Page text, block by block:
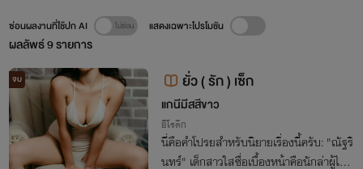
ผลลัพธ์9รายการ
ซ่อนผลงานที่ใช้ปก AI แสดงเฉพาะโปรโมชัน
จบ ยั่ว ( รัก ) เซ็ก
แกนีมีสสีขาว
อีโรติก
นี่คือคำโปรยสำหรับนิยายเรื่องนี้ครับ: "ณัฐริ
นทร์" เด็กสาวใสซื่อเบื้องหน้าคือนักล่าผู้ไร้หั